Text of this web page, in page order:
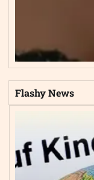
Flashy News